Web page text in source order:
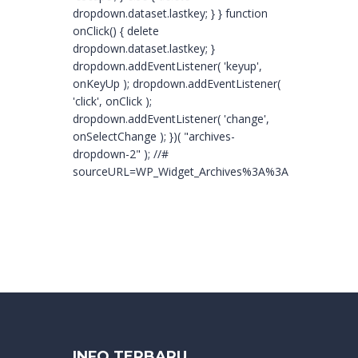
dropdown.dataset.lastkey; } } function
onClick() { delete
dropdown.dataset.lastkey; }
dropdown.addEventListener( 'keyup',
onKeyUp ); dropdown.addEventListener(
'click', onClick );
dropdown.addEventListener( 'change',
onSelectChange ); })( "archives-
dropdown-2" ); //#
sourceURL=WP_Widget_Archives%3A%3Awidget